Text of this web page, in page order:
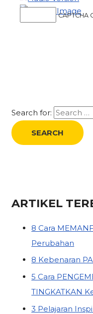
CAPTCHA
Search for:
ARTIKEL
8 Cara
Perubahan
8 Kebenaran
5 Cara
TINGKATKAN
3 Pelajaran